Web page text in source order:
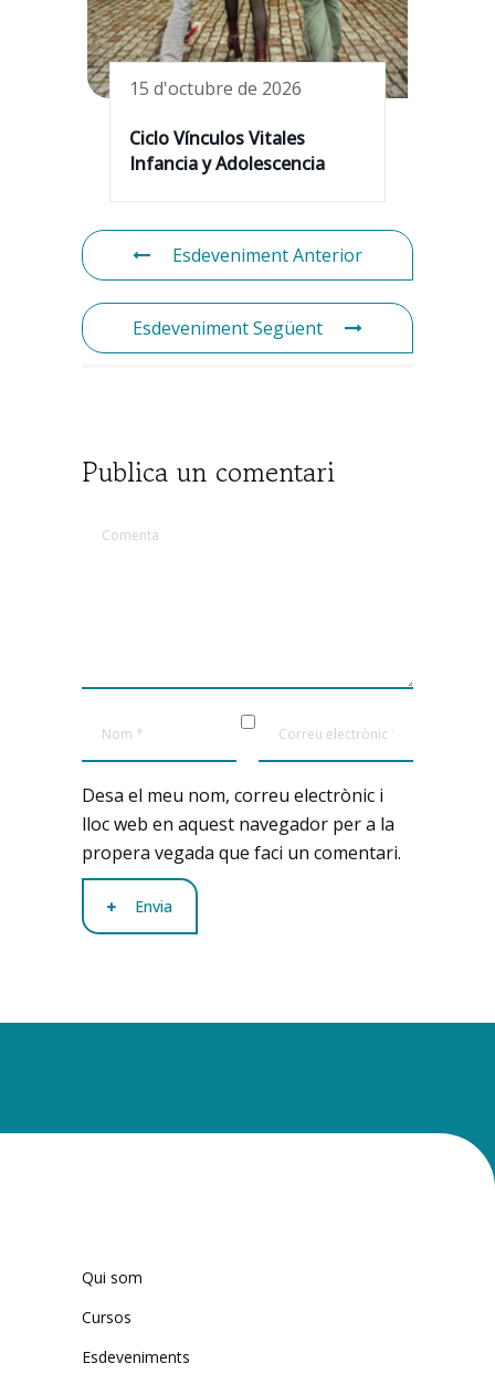
15 d'octubre de 2026
Ciclo Vínculos Vitales
Infancia y Adolescencia
Esdeveniment Anterior
Esdeveniment Següent
Publica un comentari
Desa el meu nom, correu electrònic i
lloc web en aquest navegador per a la
propera vegada que faci un comentari.
Envia
Qui som
Cursos
Esdeveniments